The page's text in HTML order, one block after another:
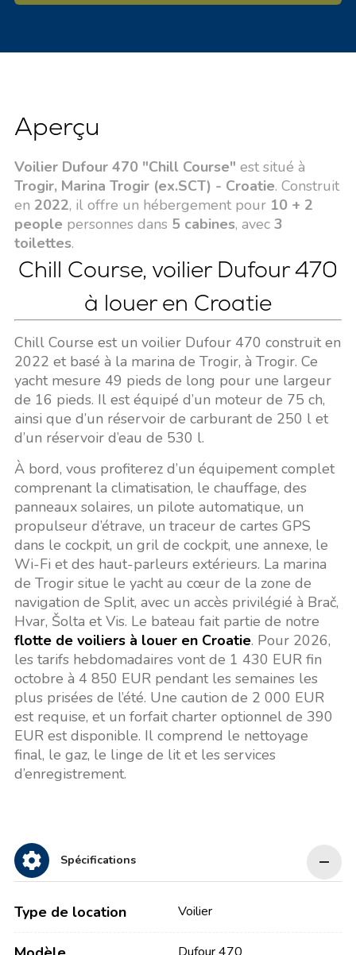
Aperçu
Voilier Dufour 470 "Chill Course" est situé à
Trogir, Marina Trogir (ex.SCT) - Croatie. Construit
en 2022, il offre un hébergement pour 10 + 2
people personnes dans 5 cabines, avec 3
toilettes.
Chill Course, voilier Dufour 470
à louer en Croatie
Chill Course est un voilier Dufour 470 construit en
2022 et basé à la marina de Trogir, à Trogir. Ce
yacht mesure 49 pieds de long pour une largeur
de 16 pieds. Il est équipé d’un moteur de 75 ch,
ainsi que d’un réservoir de carburant de 250 l et
d’un réservoir d’eau de 530 l.
À bord, vous profiterez d’un équipement complet
comprenant la climatisation, le chauffage, des
panneaux solaires, un pilote automatique, un
propulseur d’étrave, un traceur de cartes GPS
dans le cockpit, un gril de cockpit, une annexe, le
Wi-Fi et des haut-parleurs extérieurs. La marina
de Trogir situe le yacht au cœur de la zone de
navigation de Split, avec un accès privilégié à Brač,
Hvar, Šolta et Vis. Le bateau fait partie de notre
flotte de voiliers à louer en Croatie. Pour 2026,
les tarifs hebdomadaires vont de 1 430 EUR fin
octobre à 4 850 EUR pendant les semaines les
plus prisées de l’été. Une caution de 2 000 EUR
est requise, et un forfait charter optionnel de 390
EUR est disponible. Il comprend le nettoyage
final, le gaz, le linge de lit et les services
d’enregistrement.
Spécifications
Type de location Voilier